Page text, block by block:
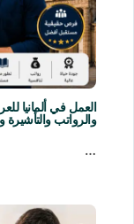
والرواتب والتأشيرة
…